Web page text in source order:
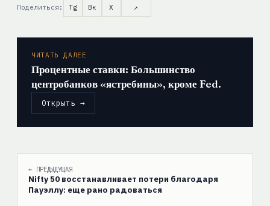
Поделиться: Tg Вк X ↗
ЧИТАТЬ ДАЛЕЕ
Процентные ставки: Большинство
центробанков «ястребины», кроме Fed.
Открыть →
← ПРЕДЫДУЩАЯ
Nifty 50 восстанавливает потери благодаря
Пауэллу: еще рано радоваться